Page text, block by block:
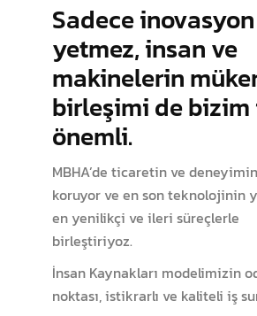
Sadece inovasyon
yetmez, insan ve
makinelerin
birleşimi de
önemli.
MBHA’de ticaretin ve
koruyor ve en son teknolojinin
en yenilikçi ve ileri süreçlerle
birleştiriyoz.
İnsan Kaynakları modelimizin
noktası, istikrarlı ve kaliteli iş